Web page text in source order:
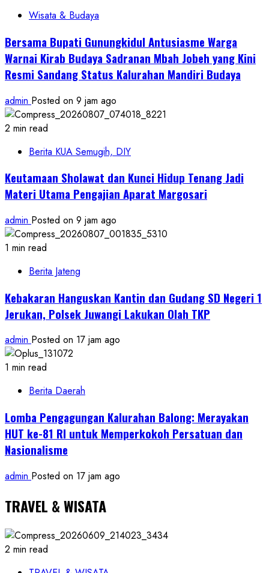
Wisata & Budaya
Bersama Bupati Gunungkidul Antusiasme Warga
Warnai Kirab Budaya Sadranan Mbah Jobeh yang Kini
Resmi Sandang Status Kalurahan Mandiri Budaya
admin Posted on 9 jam ago
2 min read
Berita KUA Semugih, DIY
Keutamaan Sholawat dan Kunci Hidup Tenang Jadi
Materi Utama Pengajian Aparat Margosari
admin Posted on 9 jam ago
1 min read
Berita Jateng
Kebakaran Hanguskan Kantin dan Gudang SD Negeri 1
Jerukan, Polsek Juwangi Lakukan Olah TKP
admin Posted on 17 jam ago
1 min read
Berita Daerah
Lomba Pengagungan Kalurahan Balong: Merayakan
HUT ke-81 RI untuk Memperkokoh Persatuan dan
Nasionalisme
admin Posted on 17 jam ago
TRAVEL & WISATA
2 min read